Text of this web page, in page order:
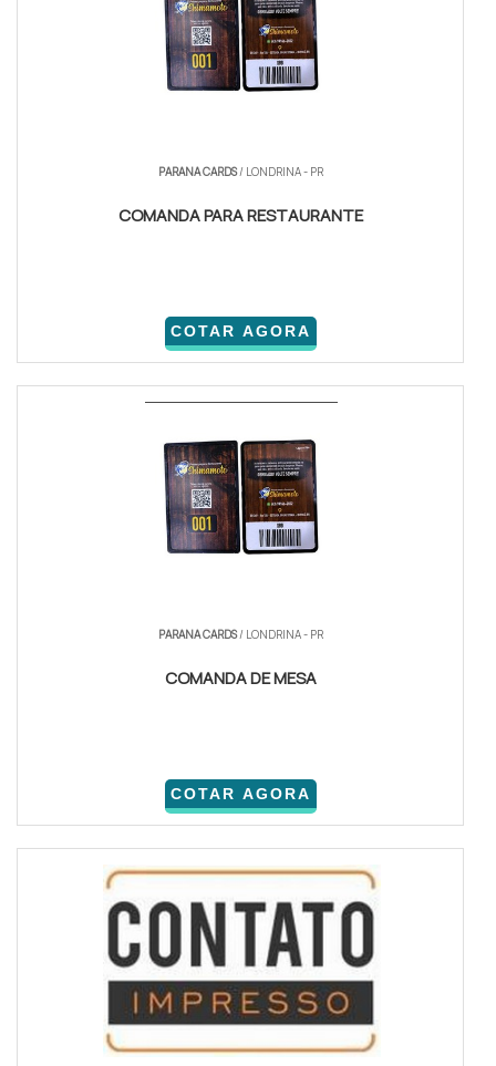
PARANA CARDS/ LONDRINA - PR
COMANDA PARA RESTAURANTE
COTAR AGORA
PARANA CARDS/ LONDRINA - PR
COMANDA DE MESA
COTAR AGORA